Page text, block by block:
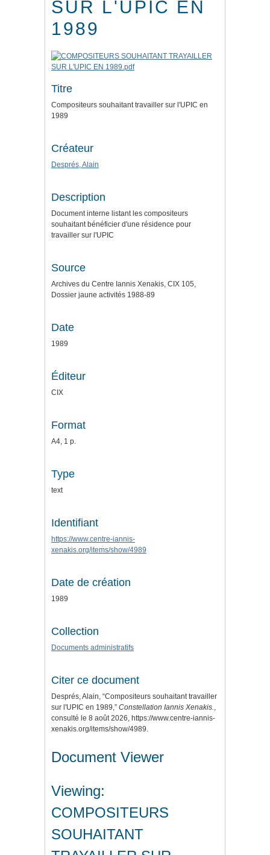
SUR L'UPIC EN
1989
Titre
Compositeurs souhaitant travailler sur l'UPIC en
1989
Créateur
Després, Alain
Description
Document interne listant les compositeurs
souhaitant bénéficier d'une résidence pour
travailler sur l'UPIC
Source
Archives du Centre Iannis Xenakis, CIX 105,
Dossier jaune activités 1988-89
Date
1989
Éditeur
CIX
Format
A4, 1 p.
Type
text
Identifiant
https://www.centre-iannis-
xenakis.org/items/show/4989
Date de création
1989
Collection
Documents administratifs
Citer ce document
Després, Alain, “Compositeurs souhaitant travailler
sur l'UPIC en 1989,” Constellation Iannis Xenakis.,
consulté le 8 août 2026, https://www.centre-iannis-
xenakis.org/items/show/4989.
Document Viewer
Viewing:
COMPOSITEURS
SOUHAITANT